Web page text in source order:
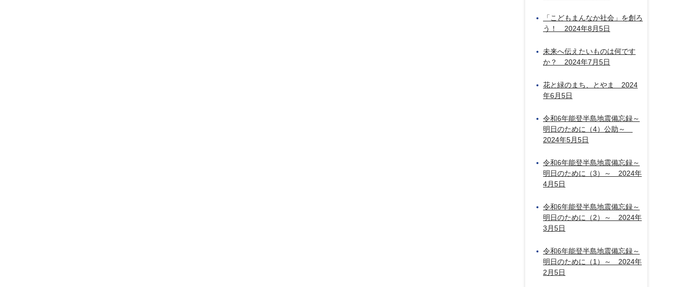
「こどもまんなか社会」を創ろ
う！ 2024年8月5日
未来へ伝えたいものは何です
か？ 2024年7月5日
花と緑のまち、とやま 2024
年6月5日
令和6年能登半島地震備忘録～
明日のために（4）公助～
2024年5月5日
令和6年能登半島地震備忘録～
明日のために（3）～ 2024年
4月5日
令和6年能登半島地震備忘録～
明日のために（2）～ 2024年
3月5日
令和6年能登半島地震備忘録～
明日のために（1）～ 2024年
2月5日